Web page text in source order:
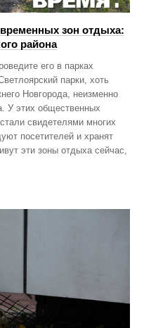
зон отдыха:
района
его в парках
парки, хоть
Новгорода, неизменно
У этих общественных
свидетелями многих
посетителей и хранят
эти зоны отдыха сейчас,